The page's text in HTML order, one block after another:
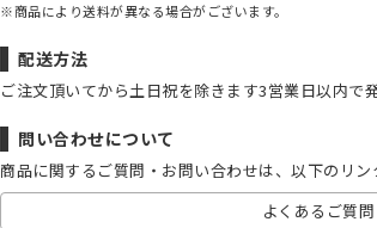
※商品により送料が異なる場合がございます。
配送方法
ご注文頂いてから土日祝を除きます3営業日以内で
問い合わせについて
商品に関するご質問・お問い合わせは、以下のリン
よくあるご質問